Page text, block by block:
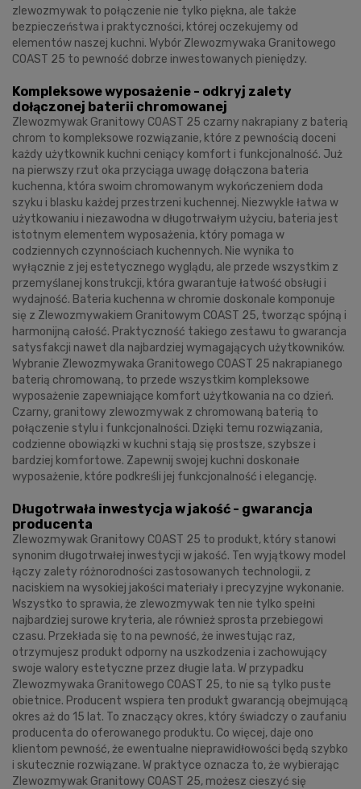
zlewozmywak to połączenie nie tylko piękna, ale także
bezpieczeństwa i praktyczności, której oczekujemy od
elementów naszej kuchni. Wybór Zlewozmywaka Granitowego
COAST 25 to pewność dobrze inwestowanych pieniędzy.
Kompleksowe wyposażenie - odkryj zalety
dołączonej baterii chromowanej
Zlewozmywak Granitowy COAST 25 czarny nakrapiany z baterią
chrom to kompleksowe rozwiązanie, które z pewnością doceni
każdy użytkownik kuchni ceniący komfort i funkcjonalność. Już
na pierwszy rzut oka przyciąga uwagę dołączona bateria
kuchenna, która swoim chromowanym wykończeniem doda
szyku i blasku każdej przestrzeni kuchennej. Niezwykle łatwa w
użytkowaniu i niezawodna w długotrwałym użyciu, bateria jest
istotnym elementem wyposażenia, który pomaga w
codziennych czynnościach kuchennych. Nie wynika to
wyłącznie z jej estetycznego wyglądu, ale przede wszystkim z
przemyślanej konstrukcji, która gwarantuje łatwość obsługi i
wydajność. Bateria kuchenna w chromie doskonale komponuje
się z Zlewozmywakiem Granitowym COAST 25, tworząc spójną i
harmonijną całość. Praktyczność takiego zestawu to gwarancja
satysfakcji nawet dla najbardziej wymagających użytkowników.
Wybranie Zlewozmywaka Granitowego COAST 25 nakrapianego
baterią chromowaną, to przede wszystkim kompleksowe
wyposażenie zapewniające komfort użytkowania na co dzień.
Czarny, granitowy zlewozmywak z chromowaną baterią to
połączenie stylu i funkcjonalności. Dzięki temu rozwiązania,
codzienne obowiązki w kuchni stają się prostsze, szybsze i
bardziej komfortowe. Zapewnij swojej kuchni doskonałe
wyposażenie, które podkreśli jej funkcjonalność i elegancję.
Długotrwała inwestycja w jakość - gwarancja
producenta
Zlewozmywak Granitowy COAST 25 to produkt, który stanowi
synonim długotrwałej inwestycji w jakość. Ten wyjątkowy model
łączy zalety różnorodności zastosowanych technologii, z
naciskiem na wysokiej jakości materiały i precyzyjne wykonanie.
Wszystko to sprawia, że zlewozmywak ten nie tylko spełni
najbardziej surowe kryteria, ale również sprosta przebiegowi
czasu. Przekłada się to na pewność, że inwestując raz,
otrzymujesz produkt odporny na uszkodzenia i zachowujący
swoje walory estetyczne przez długie lata. W przypadku
Zlewozmywaka Granitowego COAST 25, to nie są tylko puste
obietnice. Producent wspiera ten produkt gwarancją obejmującą
okres aż do 15 lat. To znaczący okres, który świadczy o zaufaniu
producenta do oferowanego produktu. Co więcej, daje ono
klientom pewność, że ewentualne nieprawidłowości będą szybko
i skutecznie rozwiązane. W praktyce oznacza to, że wybierając
Zlewozmywak Granitowy COAST 25, możesz cieszyć się